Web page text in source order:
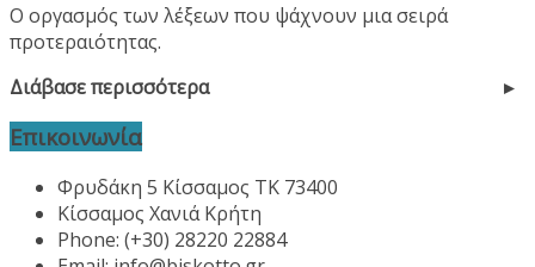
Ο οργασμός των λέξεων που ψάχνουν μια σειρά
προτεραιότητας.
Διάβασε περισσότερα
Επικοινωνία
Φρυδάκη 5 Κίσσαμος ΤΚ 73400
Κίσσαμος Χανιά Κρήτη
Phone: (+30) 28220 22884